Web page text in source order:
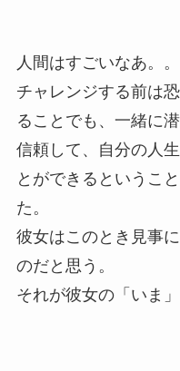
人間はすごいなあ。。
チャレンジする前は
ることでも、一緒に
信頼して、自分の人
とができるというこ
た。
彼女はこのとき見事
のだと思う。
それが彼女の「いま